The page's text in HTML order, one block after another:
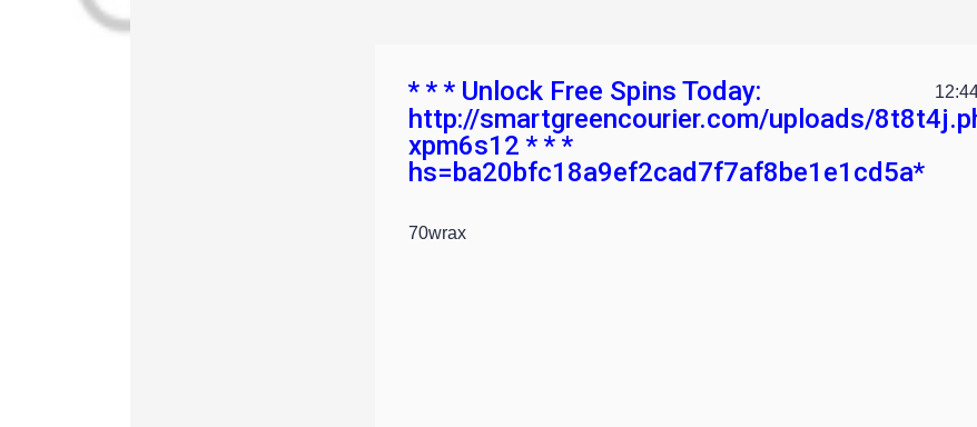
* * * Unlock Free Spins Today:
http://smartgreencourier.com/uploads/
xpm6s12 * * *
hs=ba20bfc18a9ef2cad7f7af8be1e1cd5a*
70wrax